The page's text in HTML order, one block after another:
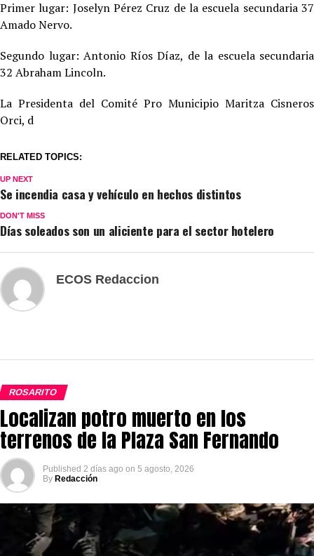
Primer lugar: Joselyn Pérez Cruz de la escuela secundaria 37
Amado Nervo.
Segundo lugar: Antonio Ríos Díaz, de la escuela secundaria
32 Abraham Lincoln.
La Presidenta del Comité Pro Municipio Maritza Cisneros
Orci, d
RELATED TOPICS:
UP NEXT
Se incendia casa y vehículo en hechos distintos
DON'T MISS
Días soleados son un aliciente para el sector hotelero
ECOS Redaccion
ROSARITO
Localizan potro muerto en los
terrenos de la Plaza San Fernando
Published 2 días ago on 5 agosto, 2026
By Redacción